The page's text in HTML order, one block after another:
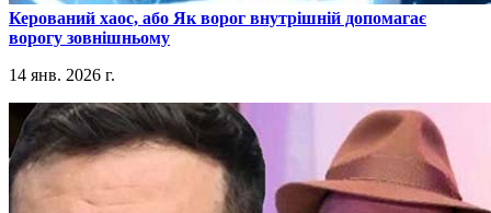
​Керований хаос, або Як ворог внутрішній допомагає
ворогу зовнішньому
14 янв. 2026 г.